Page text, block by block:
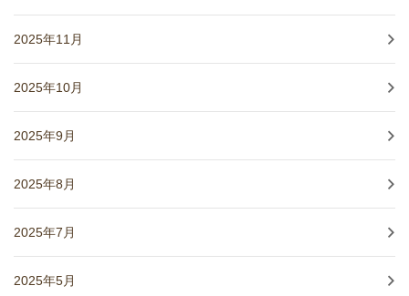
2025年11月
2025年10月
2025年9月
2025年8月
2025年7月
2025年5月